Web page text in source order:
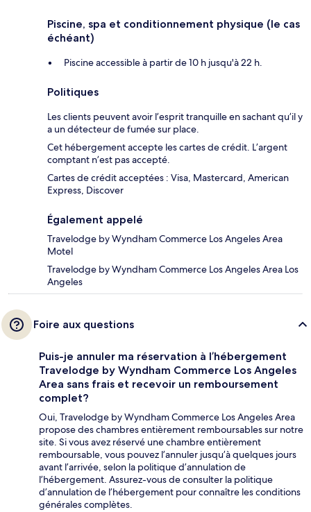
Piscine, spa et conditionnement physique (le cas
échéant)
Piscine accessible à partir de 10 h jusqu'à 22 h.
Politiques
Les clients peuvent avoir l’esprit tranquille en sachant qu’il y
a un détecteur de fumée sur place.
Cet hébergement accepte les cartes de crédit. L’argent
comptant n’est pas accepté.
Cartes de crédit acceptées : Visa, Mastercard, American
Express, Discover
Également appelé
Travelodge by Wyndham Commerce Los Angeles Area
Motel
Travelodge by Wyndham Commerce Los Angeles Area Los
Angeles
Foire aux questions
Puis-je annuler ma réservation à l’hébergement
Travelodge by Wyndham Commerce Los Angeles
Area sans frais et recevoir un remboursement
complet?
Oui, Travelodge by Wyndham Commerce Los Angeles Area
propose des chambres entièrement remboursables sur notre
site. Si vous avez réservé une chambre entièrement
remboursable, vous pouvez l’annuler jusqu’à quelques jours
avant l’arrivée, selon la politique d’annulation de
l’hébergement. Assurez-vous de consulter la politique
d’annulation de l’hébergement pour connaître les conditions
générales complètes.